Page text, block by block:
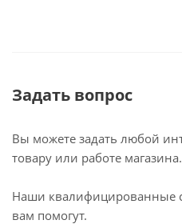
Задать вопрос
Вы можете задать любой
товару или работе магазина.
Наши квалифицированные
вам помогут.